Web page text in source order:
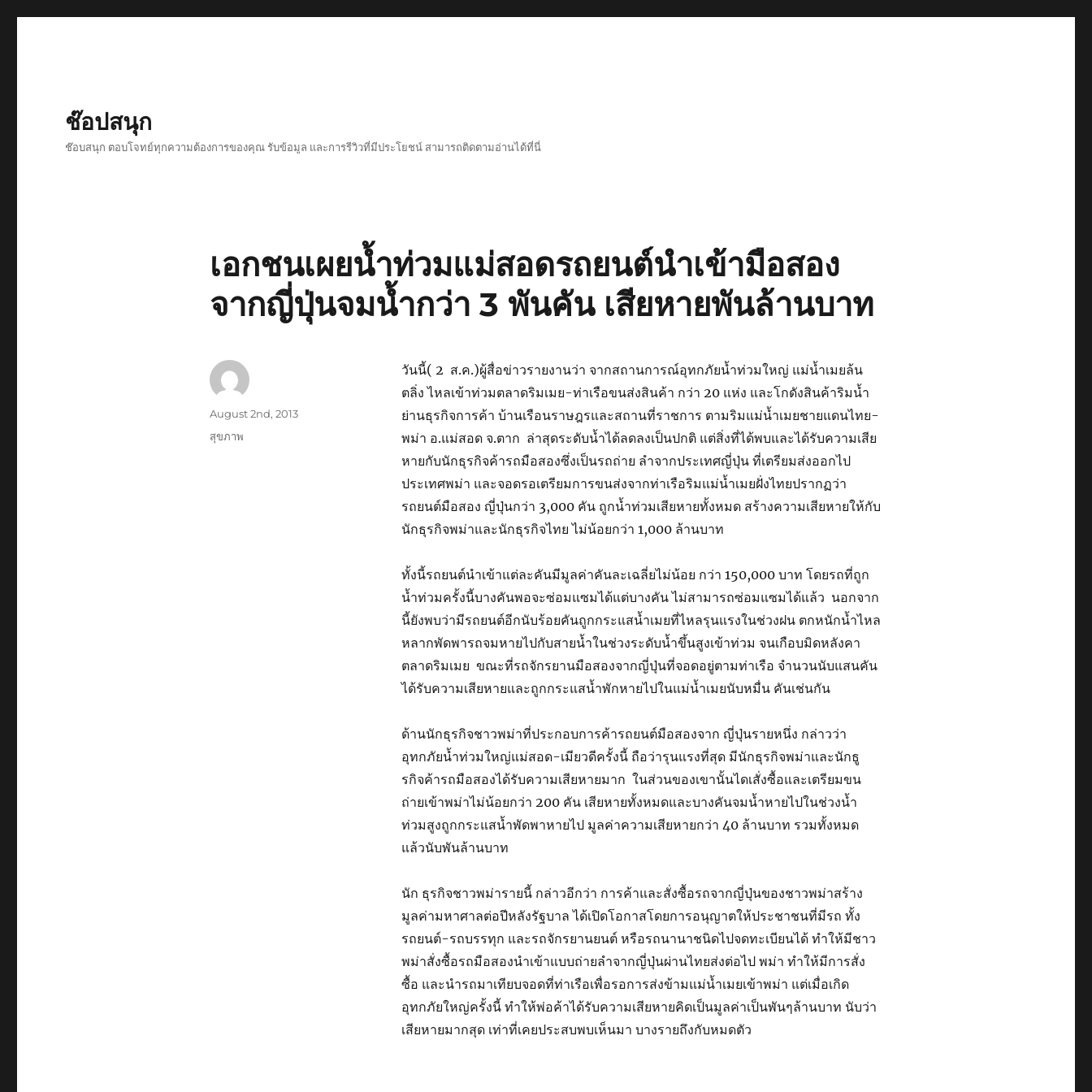
ช๊อปสนุก
ช๊อบสนุก ตอบโจทย์ทุกความต้องการของคุณ รับข้อมูล และการรีวิวที่มีประโยชน์ สามารถติดตามอ่านได้ที่นี่
เอกชนเผยน้ำท่วมแม่สอดรถยนต์นำเข้ามือสอง
จากญี่ปุ่นจมน้ำกว่า 3 พันคัน เสียหายพันล้านบาท
วันนี้( 2 ส.ค.)ผู้สื่อข่าวรายงานว่า จากสถานการณ์อุทกภัยน้ำท่วมใหญ่ แม่น้ำเมยล้น
ตลิ่ง ไหลเข้าท่วมตลาดริมเมย-ท่าเรือขนส่งสินค้า กว่า 20 แห่ง และโกดังสินค้าริมน้ำ
ย่านธุรกิจการค้า บ้านเรือนราษฎรและสถานที่ราชการ ตามริมแม่น้ำเมยชายแดนไทย-
พม่า อ.แม่สอด จ.ตาก ล่าสุดระดับน้ำได้ลดลงเป็นปกติ แต่สิ่งที่ได้พบและได้รับความเสีย
หายกับนักธุรกิจค้ารถมือสองซึ่งเป็นรถถ่าย ลำจากประเทศญี่ปุ่น ที่เตรียมส่งออกไป
ประเทศพม่า และจอดรอเตรียมการขนส่งจากท่าเรือริมแม่น้ำเมยฝั่งไทยปรากฏว่า
รถยนต์มือสอง ญี่ปุ่นกว่า 3,000 คัน ถูกน้ำท่วมเสียหายทั้งหมด สร้างความเสียหายให้กับ
นักธุรกิจพม่าและนักธุรกิจไทย ไม่น้อยกว่า 1,000 ล้านบาท
ทั้งนี้รถยนต์นำเข้าแต่ละคันมีมูลค่าคันละเฉลี่ยไม่น้อย กว่า 150,000 บาท โดยรถที่ถูก
น้ำท่วมครั้งนี้บางคันพอจะซ่อมแซมได้แต่บางคัน ไม่สามารถซ่อมแซมได้แล้ว นอกจาก
นี้ยังพบว่ามีรถยนต์อีกนับร้อยคันถูกกระแสน้ำเมยที่ไหลรุนแรงในช่วงฝน ตกหนักน้ำไหล
หลากพัดพารถจมหายไปกับสายน้ำในช่วงระดับน้ำขึ้นสูงเข้าท่วม จนเกือบมิดหลังคา
ตลาดริมเมย ขณะที่รถจักรยานมือสองจากญี่ปุ่นที่จอดอยู่ตามท่าเรือ จำนวนนับแสนคัน
ได้รับความเสียหายและถูกกระแสน้ำพักหายไปในแม่น้ำเมยนับหมื่น คันเช่นกัน
ด้านนักธุรกิจชาวพม่าที่ประกอบการค้ารถยนต์มือสองจาก ญี่ปุ่นรายหนึ่ง กล่าวว่า
อุทกภัยน้ำท่วมใหญ่แม่สอด-เมียวดีครั้งนี้ ถือว่ารุนแรงที่สุด มีนักธุรกิจพม่าและนักธู
รกิจค้ารถมือสองได้รับความเสียหายมาก ในส่วนของเขานั้นไดเสั่งซื้อและเตรียมขน
ถ่ายเข้าพม่าไม่น้อยกว่า 200 คัน เสียหายทั้งหมดและบางคันจมน้ำหายไปในช่วงน้ำ
ท่วมสูงถูกกระแสน้ำพัดพาหายไป มูลค่าความเสียหายกว่า 40 ล้านบาท รวมทั้งหมด
แล้วนับพันล้านบาท
นัก ธุรกิจชาวพม่ารายนี้ กล่าวอีกว่า การค้าและสั่งซื้อรถจากญี่ปุ่นของชาวพม่าสร้าง
มูลค่ามหาศาลต่อปีหลังรัฐบาล ได้เปิดโอกาสโดยการอนุญาตให้ประชาชนที่มีรถ ทั้ง
รถยนต์-รถบรรทุก และรถจักรยานยนต์ หรือรถนานาชนิดไปจดทะเบียนได้ ทำให้มีชาว
พม่าสั่งซื้อรถมือสองนำเข้าแบบถ่ายลำจากญี่ปุ่นผ่านไทยส่งต่อไป พม่า ทำให้มีการสั่ง
ซื้อ และนำรถมาเทียบจอดที่ท่าเรือเพื่อรอการส่งข้ามแม่น้ำเมยเข้าพม่า แต่เมื่อเกิด
อุทกภัยใหญ่ครั้งนี้ ทำให้พ่อค้าได้รับความเสียหายคิดเป็นมูลค่าเป็นพันๆล้านบาท นับว่า
เสียหายมากสุด เท่าที่เคยประสบพบเห็นมา บางรายถึงกับหมดตัว
Author
Posted
August 2nd, 2013
Categories
สุขภาพ